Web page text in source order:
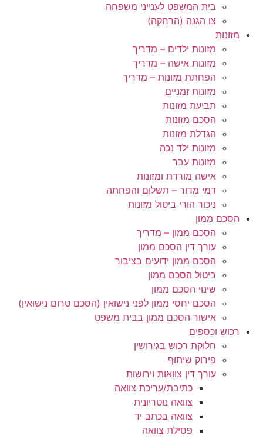
בית המשפט לענייני משפחה
צו הגנה (הרחקה)
מזונות
מזונות ילדים – מדריך
מזונות אישה – מדריך
הפחתת מזונות – מדריך
מזונות זמניים
תביעת מזונות
הסכם מזונות
הגדלת מזונות
מזונות ילד נכה
מזונות עבר
אישה מורדת ומזונות
דמי מדור – תשלום והפחתה
ניכור הורי ביטול מזונות
הסכם ממון
הסכם ממון – מדריך
עורך דין הסכם ממון
הסכם ממון ידועים בציבור
ביטול הסכם ממון
שינוי הסכם ממון
הסכם יחסי ממון לפני נישואין (הסכם טרום נישואין)
אישור הסכם ממון בבית משפט
רכוש וכספים
חלוקת רכוש בגירושין
פירוק שיתוף
עורך דין צוואות וירושות
כתיבת/עריכת צוואה
צוואה נוטריונית
צוואה בכתב יד
פסילת צוואה